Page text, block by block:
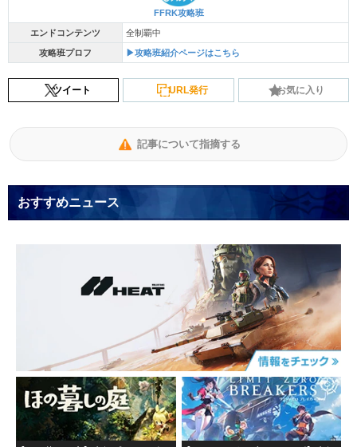
FFRK攻略班
エンドコンテンツ 全制覇中
攻略班プロフ ▶攻略班紹介ページはこちら
ツイート URL発行 お気に入り
記事について指摘する
おすすめニュース